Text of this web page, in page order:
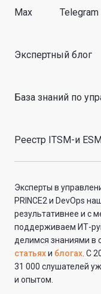
Max Telegram
Экспертный блог
База знаний по
Реестр ITSM-и
Эксперты в
PRINCE2 и DevOps
результативнее и с
поддерживаем ИТ-
делимся знаниями в
статьяхи блогах. С
31 000 слушателей
и опытом.